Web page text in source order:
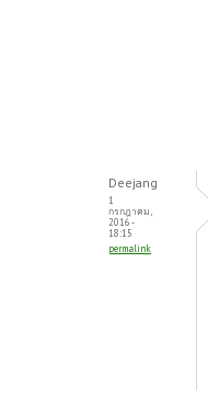
Deejang
1
กรกฎาคม,
2016 -
18:15
permalink